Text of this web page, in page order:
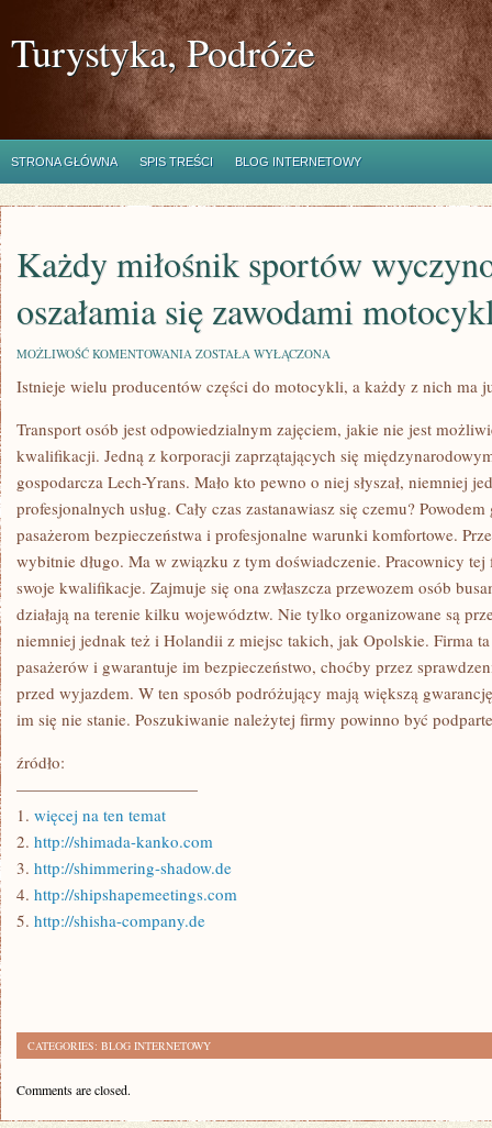
Turystyka, Podróże
STRONA GŁÓWNA SPIS TREŚCI BLOG INTERNETOWY
Każdy miłośnik sportów
oszałamia się zawodami
MOŻLIWOŚĆ KOMENTOWANIA KAŻDY
SPORTÓW
WYCZYNOWYCH,
SIĘ
ZAWODAMI
MOTOCYKLOWYMI.
ZOSTAŁA WYŁĄCZONA
Istnieje wielu producentów części do motocykli, a każdy z nich ma
Transport osób jest odpowiedzialnym zajęciem, jakie nie jest
kwalifikacji. Jedną z korporacji zaprzątających się
gospodarcza Lech-Yrans. Mało kto pewno o niej słyszał, niemniej
profesjonalnych usług. Cały czas zastanawiasz się czemu?
pasażerom bezpieczeństwa i profesjonalne warunki komfortowe.
wybitnie długo. Ma w związku z tym doświadczenie. Pracownicy tej
swoje kwalifikacje. Zajmuje się ona zwłaszcza przewozem osób
działają na terenie kilku województw. Nie tylko organizowane są
niemniej jednak też i Holandii z miejsc takich, jak Opolskie. Firma
pasażerów i gwarantuje im bezpieczeństwo, choćby przez
przed wyjazdem. W ten sposób podróżujący mają większą
im się nie stanie. Poszukiwanie należytej firmy powinno być
źródło:
———————————
1. więcej na ten temat
2. http://shimada-kanko.com
3. http://shimmering-shadow.de
4. http://shipshapemeetings.com
5. http://shisha-company.de
CATEGORIES: BLOG INTERNETOWY
Comments are closed.